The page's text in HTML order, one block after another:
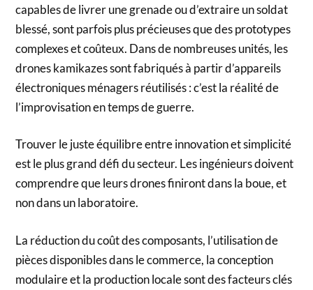
capables de livrer une grenade ou d’extraire un soldat
blessé, sont parfois plus précieuses que des prototypes
complexes et coûteux. Dans de nombreuses unités, les
drones kamikazes sont fabriqués à partir d’appareils
électroniques ménagers réutilisés : c’est la réalité de
l’improvisation en temps de guerre.
Trouver le juste équilibre entre innovation et simplicité
est le plus grand défi du secteur. Les ingénieurs doivent
comprendre que leurs drones finiront dans la boue, et
non dans un laboratoire.
La réduction du coût des composants, l’utilisation de
pièces disponibles dans le commerce, la conception
modulaire et la production locale sont des facteurs clés